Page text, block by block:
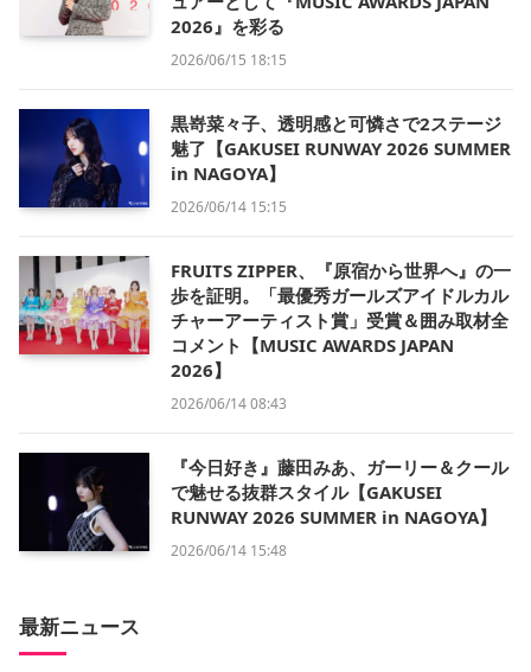
2026』を彩る
2026/06/15 18:15
黒嵜菜々子、透明感と可憐さで2ステージ
魅了【GAKUSEI RUNWAY 2026 SUMMER
in NAGOYA】
2026/06/14 15:15
FRUITS ZIPPER、『原宿から世界へ』の一
歩を証明。「最優秀ガールズアイドルカル
チャーアーティスト賞」受賞＆囲み取材全
コメント【MUSIC AWARDS JAPAN
2026】
2026/06/14 08:43
『今日好き』藤田みあ、ガーリー＆クール
で魅せる抜群スタイル【GAKUSEI
RUNWAY 2026 SUMMER in NAGOYA】
2026/06/14 15:48
最新ニュース